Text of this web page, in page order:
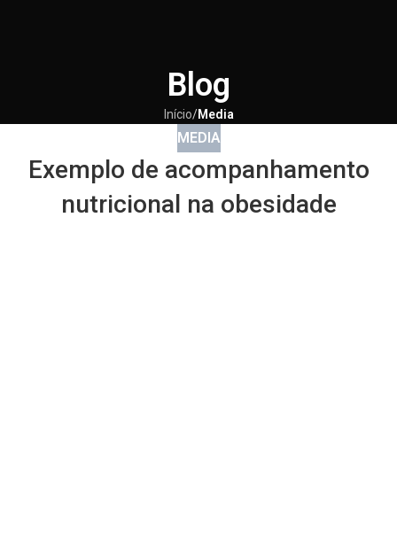
Blog
Início/Media
MEDIA
Exemplo de acompanhamento
nutricional na obesidade